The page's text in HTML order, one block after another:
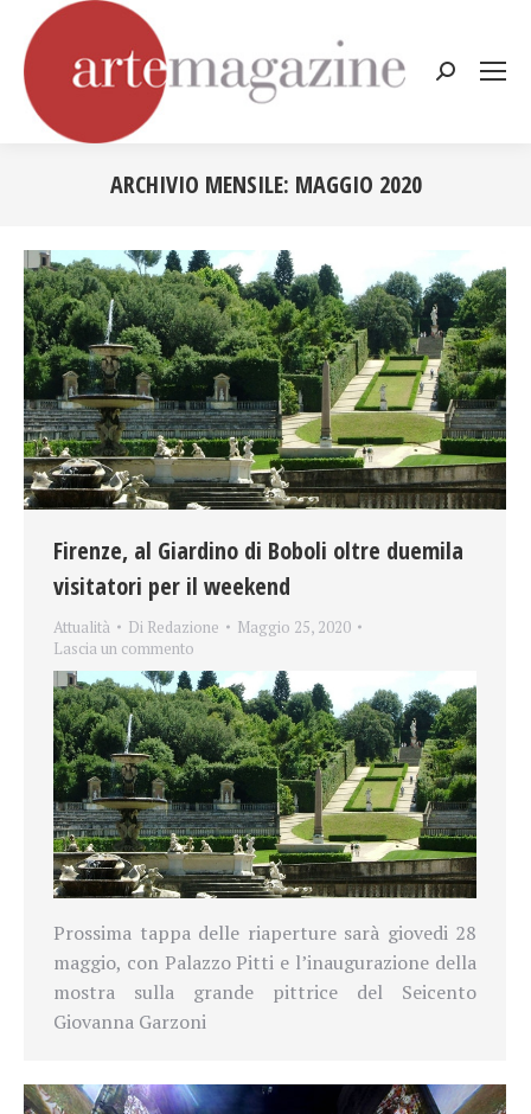
Cerca:
ARCHIVIO MENSILE: MAGGIO 2020
Firenze, al Giardino di Boboli oltre duemila
visitatori per il weekend
Attualità Di Redazione
Maggio 25, 2020
Lascia un commento
Prossima tappa delle riaperture sarà giovedi 28
maggio, con Palazzo Pitti e l’inaugurazione della
mostra sulla grande pittrice del Seicento
Giovanna Garzoni